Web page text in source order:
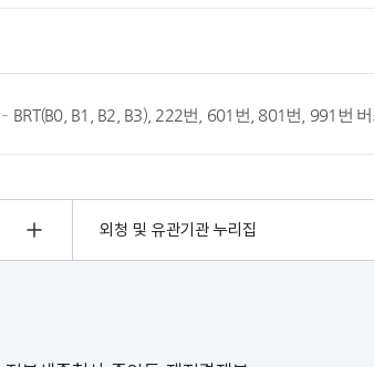
BRT(B0, B1, B2, B3), 222번, 601번, 801번, 991번
외청 및 유관기관 누리집